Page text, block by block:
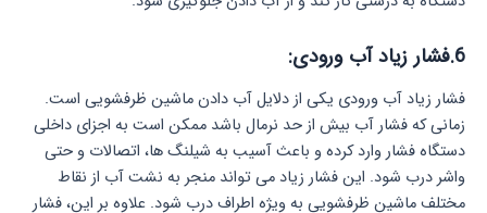
6.فشار زیاد آب ورودی:
فشار زیاد آب ورودی یکی از دلایل آب دادن ماشین ظرفشویی است.
زمانی که فشار آب بیش از حد نرمال باشد ممکن است به اجزای داخلی
دستگاه فشار وارد کرده و باعث آسیب به شیلنگ‌ ها، اتصالات و حتی
واشر درب شود. این فشار زیاد می‌ تواند منجر به نشت آب از نقاط
مختلف ماشین ظرفشویی به ویژه اطراف درب شود. علاوه بر این، فشار